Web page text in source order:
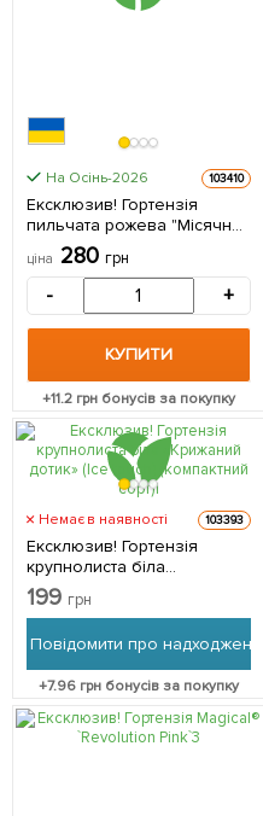
На Осінь-2026 103410
Ексклюзив! Гортензія
пильчата рожева "Місячний
пил" (Moon Dust)
(невибагливий сорт) 1
саджанець в упаковці
ціна 280 грн
- +
КУПИТИ
+11.2 грн бонусів за покупку
Немає в наявності 103393
Ексклюзив! Гортензія
крупнолиста біла
«Крижаний дотик» (Ice
touch) (компактний сорт) 1
199 грн
Повідомити про надходження
+7.96 грн бонусів за покупку